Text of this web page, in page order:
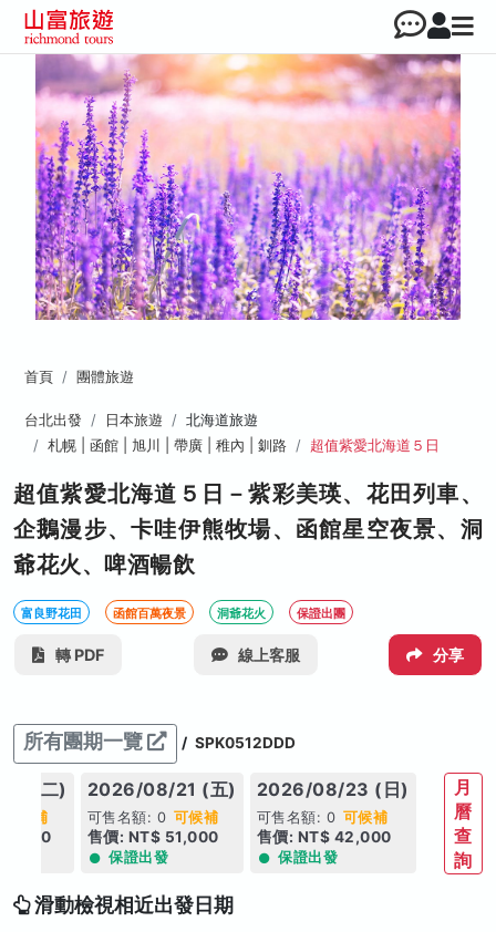
首頁 團體旅遊
台北出發 日本旅遊
北海道旅遊
札幌 | 函館 | 旭川 | 帶廣 | 稚內 | 釧路
超值紫愛北海道５日
超值紫愛北海道５日－紫彩美瑛、花田列車、
企鵝漫步、卡哇伊熊牧場、函館星空夜景、洞
爺花火、啤酒暢飲
富良野花田 函館百萬夜景 洞爺花火 保證出團
轉 PDF 線上客服 分享
所有團期一覽 / SPK0512DDD
(二)
可候補
2026/08/21 (五)
可售名額: 0 可候補
售價: NT$ 51,000
保證出發
2026/08/23 (日)
可售名額: 0 可候補
售價: NT$ 42,000
保證出發
月
曆
查
詢
滑動檢視相近出發日期